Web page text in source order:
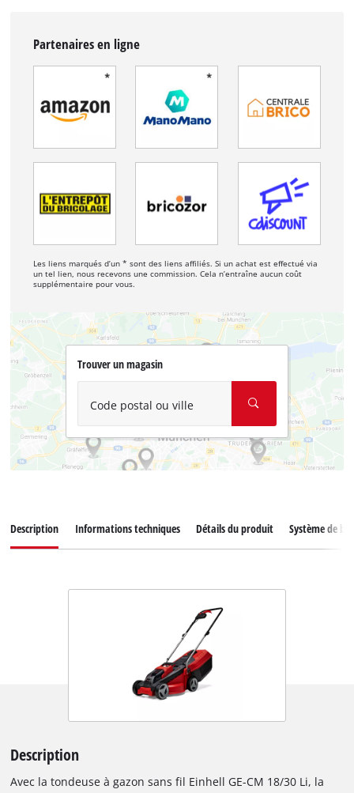
Partenaires en ligne
Les liens marqués d’un * sont des liens affiliés. Si un achat est effectué via
un tel lien, nous recevons une commission. Cela n’entraîne aucun coût
supplémentaire pour vous.
Trouver un magasin
Code postal ou ville
Description Informations techniques Détails du produit Système de
Description
Avec la tondeuse à gazon sans fil Einhell GE-CM 18/30 Li, la